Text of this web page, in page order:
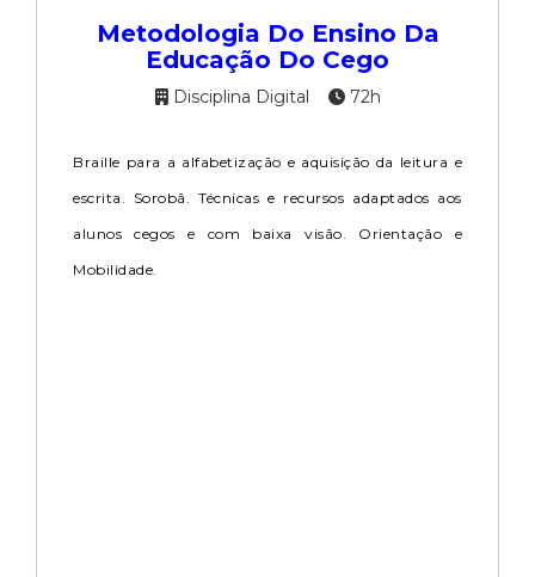
Metodologia Do Ensino Da
Educação Do Cego
Disciplina Digital 72h
Braille para a alfabetização e aquisição da leitura e
escrita. Sorobã. Técnicas e recursos adaptados aos
alunos cegos e com baixa visão. Orientação e
Mobilidade.